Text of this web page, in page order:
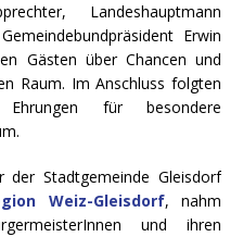
Landeshauptmann
Erwin
Gästen über Chancen und
Raum. Im Anschluss folgten
für besondere
der Stadtgemeinde Gleisdorf
Weiz-Gleisdorf, nahm
und ihren